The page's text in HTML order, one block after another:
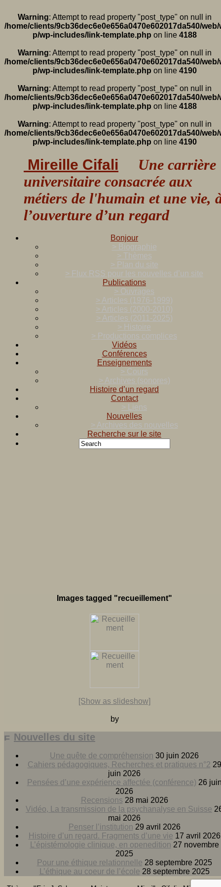
Warning: Attempt to read property "post_type" on null in
/home/clients/9cb36dec6e0e656a0470e602017da540/web/
p/wp-includes/link-template.php on line 4188
Warning: Attempt to read property "post_type" on null in
/home/clients/9cb36dec6e0e656a0470e602017da540/web/
p/wp-includes/link-template.php on line 4190
Warning: Attempt to read property "post_type" on null in
/home/clients/9cb36dec6e0e656a0470e602017da540/web/
p/wp-includes/link-template.php on line 4188
Warning: Attempt to read property "post_type" on null in
/home/clients/9cb36dec6e0e656a0470e602017da540/web/
p/wp-includes/link-template.php on line 4190
Mireille Cifali Une carrière
universitaire consacrée aux
métiers de l'humain et une vie,
l’ouverture d’un regard
Bonjour
> Biographie
> Thèmes
> Plan du site
> Flux RSS pour les nouvelles d’un site
Publications
> Ouvrages
> Articles (1976-1999)
> Articles (2000-2010)
> Articles (2011-2025)
> Histoire
> Productions complices
Vidéos
Conférences
Enseignements
> Cours
> Archives (sonores)
Histoire d’un regard
Contact
> Liens
Nouvelles
> Archives des nouvelles
Recherche sur le site
Images tagged "recueillement"
[Show as slideshow]
by
Nouvelles du site
Une quête de compréhension 30 juin 2026
Cahiers pédagogiques, Recherches et pratiques n°2 29
juin 2026
Pensées d’une expérience affectée (conférence) 26
2026
Recensions 28 mai 2026
Vidéo, La transmission de la psychanalyse en Suisse
mai 2026
Penser l’institution 29 avril 2026
Histoire d’un regard. Fragments d’une vie 17 avril 2026
L’épistémologie clinique, en openedition 27 novembre
2025
Pour une éthique relationnelle 28 septembre 2025
L’éthique au coeur de l’école 28 septembre 2025